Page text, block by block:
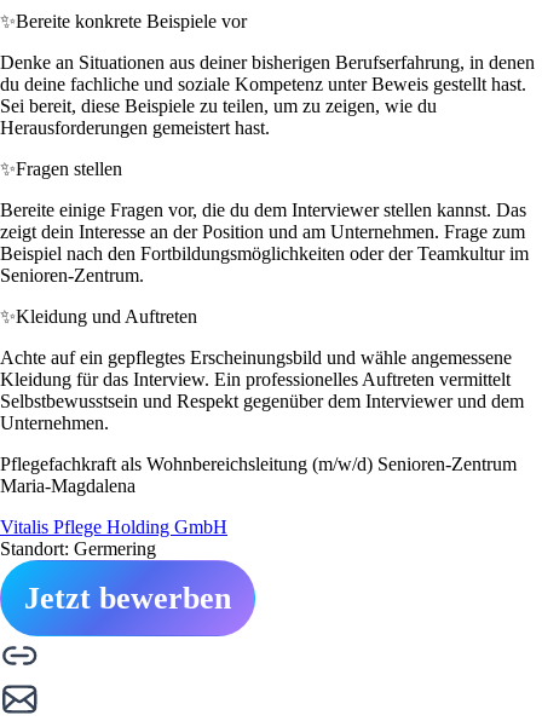
✨Bereite konkrete Beispiele vor
Denke an Situationen aus deiner bisherigen Berufserfahrung, in denen
du deine fachliche und soziale Kompetenz unter Beweis gestellt hast.
Sei bereit, diese Beispiele zu teilen, um zu zeigen, wie du
Herausforderungen gemeistert hast.
✨Fragen stellen
Bereite einige Fragen vor, die du dem Interviewer stellen kannst. Das
zeigt dein Interesse an der Position und am Unternehmen. Frage zum
Beispiel nach den Fortbildungsmöglichkeiten oder der Teamkultur im
Senioren-Zentrum.
✨Kleidung und Auftreten
Achte auf ein gepflegtes Erscheinungsbild und wähle angemessene
Kleidung für das Interview. Ein professionelles Auftreten vermittelt
Selbstbewusstsein und Respekt gegenüber dem Interviewer und dem
Unternehmen.
Pflegefachkraft als Wohnbereichsleitung (m/w/d) Senioren-Zentrum
Maria-Magdalena
Vitalis Pflege Holding GmbH
Standort: Germering
Jetzt bewerben